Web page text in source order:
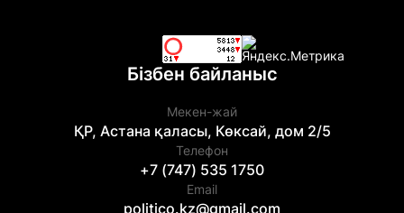
Бізбен байланыс
Мекен-жай
ҚР, Астана қаласы, Көксай, дом 2/5
Телефон
+7 (747) 535 1750
Email
politico.kz@gmail.com